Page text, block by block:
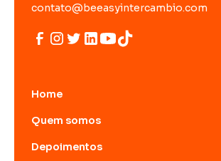
contato@beeasyintercambio.com
Home
Quem somos
Depoimentos